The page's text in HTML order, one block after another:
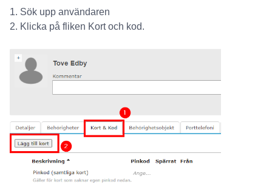
1. Sök upp användaren
2. Klicka på fliken Kort och kod.